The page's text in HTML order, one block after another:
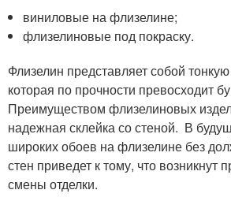
виниловые на флизелине;
флизелиновые под покраску.
Флизелин представляет собой
которая по прочности превосходит
Преимуществом флизелиновых
надежная склейка со стеной. В
широких обоев на флизелине без
стен приведет к тому, что возникнут
смены отделки.